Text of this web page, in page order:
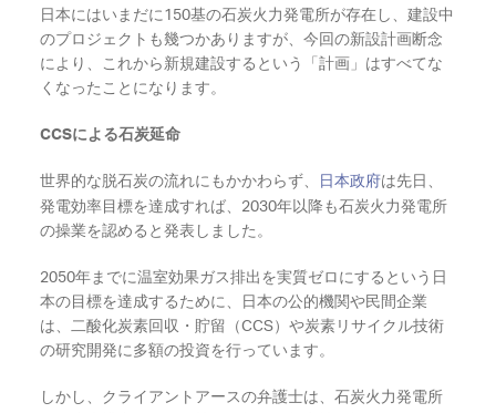
日本にはいまだに150基の石炭火力発電所が存在し、建設中
のプロジェクトも幾つかありますが、今回の新設計画断念
により、これから新規建設するという「計画」はすべてな
くなったことになります。
CCSによる石炭延命
世界的な脱石炭の流れにもかかわらず、 日本政府は先日、
発電効率目標を達成すれば、2030年以降も石炭火力発電所
の操業を認めると発表しました。
2050年までに温室効果ガス排出を実質ゼロにするという日
本の目標を達成するために、日本の公的機関や民間企業
は、二酸化炭素回収・貯留（CCS）や炭素リサイクル技術
の研究開発に多額の投資を行っています。
しかし、クライアントアースの弁護士は、石炭火力発電所